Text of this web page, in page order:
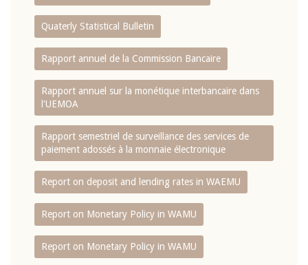
Quaterly Statistical Bulletin
Rapport annuel de la Commission Bancaire
Rapport annuel sur la monétique interbancaire dans
l'UEMOA
Rapport semestriel de surveillance des services de
paiement adossés à la monnaie électronique
Report on deposit and lending rates in WAEMU
Report on Monetary Policy in WAMU
Report on Monetary Policy in WAMU